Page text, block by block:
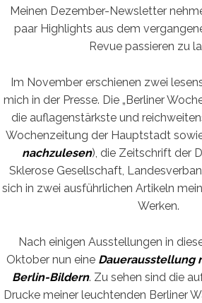
Meinen Dezember-Newsletter
paar Highlights aus dem
Revue passieren zu
Im November erschienen zwei
mich in der Presse. Die „Berliner
die auflagenstärkste und
Wochenzeitung der Hauptstadt
nachzulesen), die Zeitschrift der
Sklerose Gesellschaft,
sich in zwei ausführlichen Artikeln
Werken.
Nach einigen Ausstellungen in
Oktober nun eine Dauerausstellung
Berlin-Bildern. Zu sehen sind die
Drucke meiner leuchtenden Berliner